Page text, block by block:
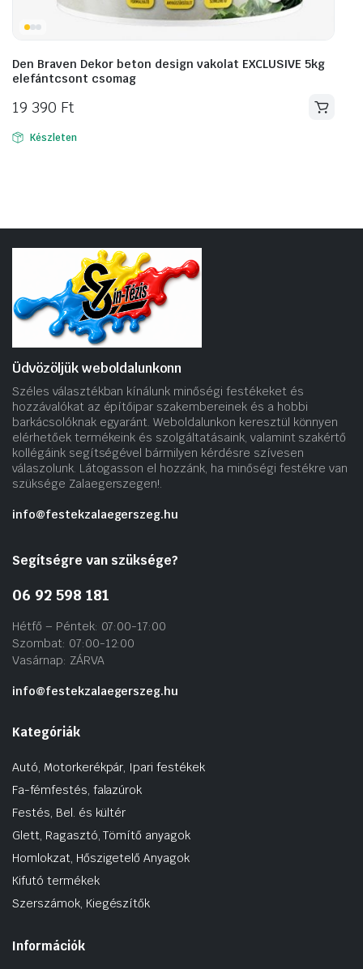
Den Braven Dekor beton design vakolat EXCLUSIVE 5kg
elefántcsont csomag
19 390 Ft
Készleten
Üdvözöljük weboldalunkonn
Széles választékban kínálunk minőségi festékeket és
hozzávalókat az építőipar szakembereinek és a hobbi
barkácsolóknak egyaránt. Weboldalunkon keresztül könnyen
elérhetőek termékeink és szolgáltatásaink, valamint szakértő
kollégáink segítségével bármilyen kérdésre szívesen
válaszolunk. Látogasson el hozzánk, ha minőségi festékre van
szüksége Zalaegerszegen!.
info@festekzalaegerszeg.hu
Segítségre van szüksége?
06 92 598 181
Hétfő – Péntek: 07:00-17:00
Szombat: 07:00-12:00
Vasárnap: ZÁRVA
info@festekzalaegerszeg.hu
Kategóriák
Autó, Motorkerékpár, Ipari festékek
Fa-fémfestés, falazúrok
Festés, Bel. és kültér
Glett, Ragasztó, Tömítő anyagok
Homlokzat, Hőszigetelő Anyagok
Kifutó termékek
Szerszámok, Kiegészítők
Információk